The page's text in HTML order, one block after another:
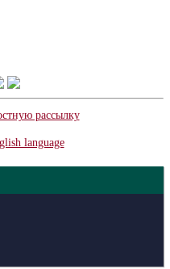
рассылку
language